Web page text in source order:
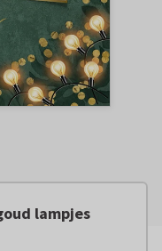
lampjes